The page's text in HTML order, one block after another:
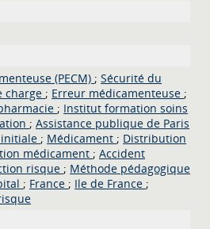
(PECM) ; Sécurité du
charge ; Erreur médicamenteuse ;
; Institut formation soins
; Assistance publique de Paris
; Médicament ; Distribution
médicament ; Accident
risque ; Méthode pédagogique
; France ; Ile de France ;